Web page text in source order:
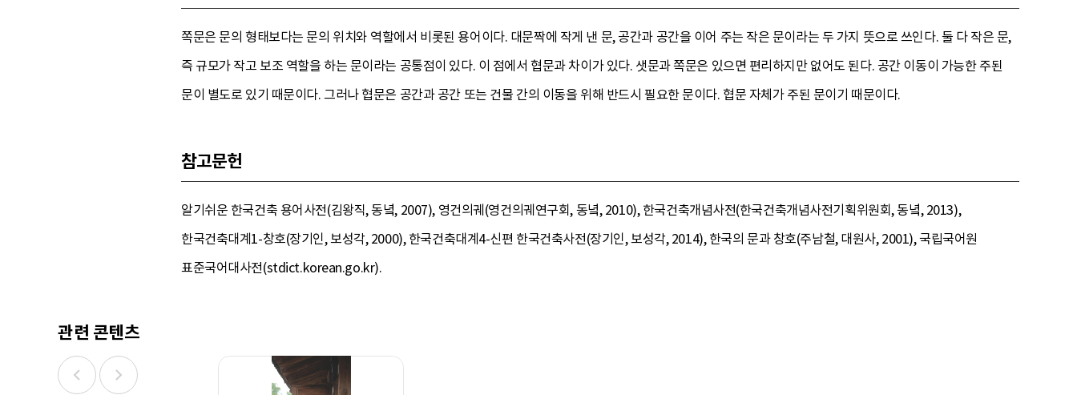
쪽문은 문의 형태보다는 문의 위치와 역할에서 비롯된 용어이다. 대문짝에 작게 낸 문, 공간과 공간을 이어 주는 작은 문이라는 두 가지 뜻으로 쓰인다. 둘 다 작은 문,
즉 규모가 작고 보조 역할을 하는 문이라는 공통점이 있다. 이 점에서 협문과 차이가 있다. 샛문과 쪽문은 있으면 편리하지만 없어도 된다. 공간 이동이 가능한 주된
문이 별도로 있기 때문이다. 그러나 협문은 공간과 공간 또는 건물 간의 이동을 위해 반드시 필요한 문이다. 협문 자체가 주된 문이기 때문이다.
참고문헌
알기쉬운 한국건축 용어사전(김왕직, 동녘, 2007), 영건의궤(영건의궤연구회, 동녘, 2010), 한국건축개념사전(한국건축개념사전기획위원회, 동녘, 2013),
한국건축대계1-창호(장기인, 보성각, 2000), 한국건축대계4-신편 한국건축사전(장기인, 보성각, 2014), 한국의 문과 창호(주남철, 대원사, 2001), 국립국어원
표준국어대사전(stdict.korean.go.kr).
관련 콘텐츠